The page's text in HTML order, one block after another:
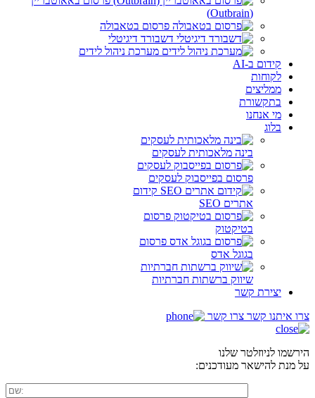
(Outbrain)
פרסום בטאבולה
דשבורד דיגיטלי
מערכת ניהול לידים
קידום ב-AI
לקוחות
ממליצים
בתקשורת
מי אנחנו
בלוג
בינה מלאכותית לעסקים
פרסום בפייסבוק לעסקים
קידום
אתרים SEO
פרסום
בטיקטוק
פרסום
בגוגל אדס
שיווק ברשתות חברתיות
יצירת קשר
צרו איתנו קשר צרו קשר
הירשמו לניוזלטר שלנו
על מנת להישאר מעודכנים: